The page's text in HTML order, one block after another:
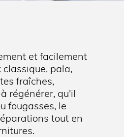
et facilement
pala,
fraîches,
régénérer, qu'il
fougasses, le
tout en